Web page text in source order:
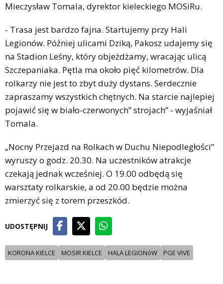
Mieczysław Tomala, dyrektor kieleckiego MOSiRu.
- Trasa jest bardzo fajna. Startujemy przy Hali
Legionów. Później ulicami Dziką, Pakosz udajemy się
na Stadion Leśny, który objeżdżamy, wracając ulicą
Szczepaniaka. Pętla ma około pięć kilometrów. Dla
rolkarzy nie jest to zbyt duży dystans. Serdecznie
zapraszamy wszystkich chętnych. Na starcie najlepiej
pojawić się w biało-czerwonych” strojach” - wyjaśniał
Tomala.
„Nocny Przejazd na Rolkach w Duchu Niepodległości”
wyruszy o godz. 20.30. Na uczestników atrakcje
czekają jednak wcześniej. O 19.00 odbędą się
warsztaty rolkarskie, a od 20.00 będzie można
zmierzyć się z torem przeszkód.
UDOSTĘPNIJ
KORONA KIELCE MOSIR KIELCE HALA LEGIONóW PGE VIVE